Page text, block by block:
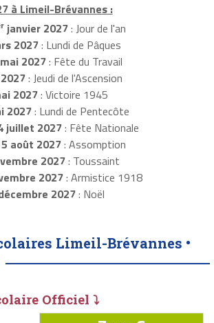
à Limeil-Brévannes :
janvier 2027: Jour de l'an
2027: Lundi de Pâques
mai 2027: Fête du Travail
: Jeudi de l'Ascension
2027: Victoire 1945
2027: Lundi de Pentecôte
juillet 2027: Fête Nationale
août 2027: Assomption
2027: Toussaint
2027: Armistice 1918
2027: Noël
Limeil-Brévannes •
Officiel ⤵